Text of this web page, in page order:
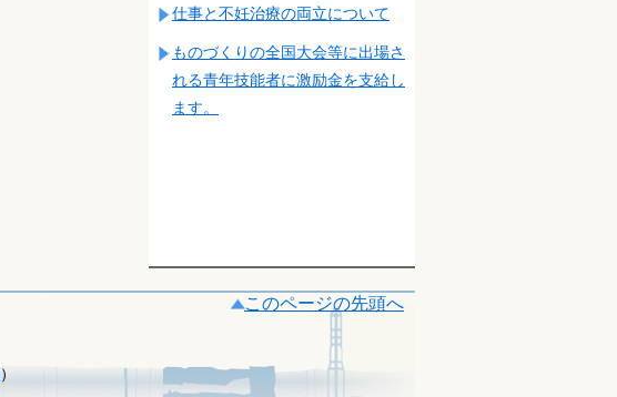
仕事と不妊治療の両立について
ものづくりの全国大会等に出場さ
れる青年技能者に激励金を支給し
ます。
このページの先頭へ
）